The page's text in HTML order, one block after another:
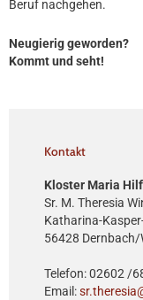
Beruf nachgehen.
Neugierig geworden?
Kommt und seht!
Kontakt
Kloster Maria Hilf
Sr. M. Theresia
Katharina-
56428 Dernbach/
Telefon: 02602 /
Email: